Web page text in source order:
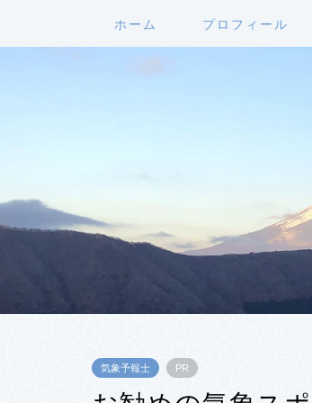
ホーム プロフィール
気象予報士 PR